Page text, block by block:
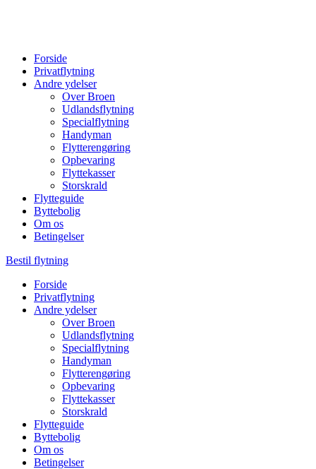
Forside
Privatflytning
Andre ydelser
Over Broen
Udlandsflytning
Specialflytning
Handyman
Flytterengøring
Opbevaring
Flyttekasser
Storskrald
Flytteguide
Byttebolig
Om os
Betingelser
Bestil flytning
Forside
Privatflytning
Andre ydelser
Over Broen
Udlandsflytning
Specialflytning
Handyman
Flytterengøring
Opbevaring
Flyttekasser
Storskrald
Flytteguide
Byttebolig
Om os
Betingelser